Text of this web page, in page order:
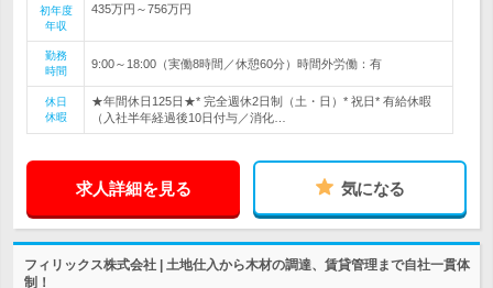
初年度
年収
435万円～756万円
勤務
時間
9:00～18:00（実働8時間／休憩60分）時間外労働：有
休日
休暇
★年間休日125日★* 完全週休2日制（土・日）* 祝日* 有給休暇
（入社半年経過後10日付与／消化…
求人詳細を見る 気になる
フィリックス株式会社 | 土地仕入から木材の調達、賃貸管理まで自社一貫体
制！